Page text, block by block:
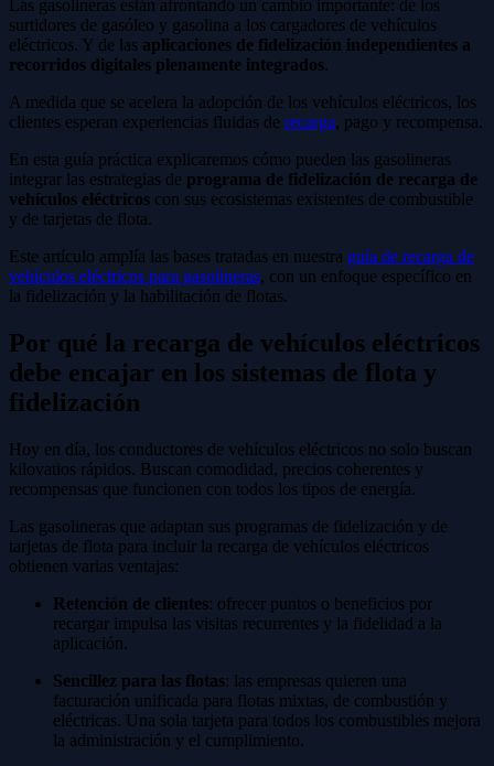
Las gasolineras están afrontando un cambio importante: de los
surtidores de gasóleo y gasolina a los cargadores de vehículos
eléctricos. Y de las aplicaciones de fidelización independientes a
recorridos digitales plenamente integrados.
A medida que se acelera la adopción de los vehículos eléctricos, los
clientes esperan experiencias fluidas de recarga, pago y recompensa.
En esta guía práctica explicaremos cómo pueden las gasolineras
integrar las estrategias de programa de fidelización de recarga de
vehículos eléctricos con sus ecosistemas existentes de combustible
y de tarjetas de flota.
Este artículo amplía las bases tratadas en nuestra guía de recarga de
vehículos eléctricos para gasolineras, con un enfoque específico en
la fidelización y la habilitación de flotas.
Por qué la recarga de vehículos eléctricos
debe encajar en los sistemas de flota y
fidelización
Hoy en día, los conductores de vehículos eléctricos no solo buscan
kilovatios rápidos. Buscan comodidad, precios coherentes y
recompensas que funcionen con todos los tipos de energía.
Las gasolineras que adaptan sus programas de fidelización y de
tarjetas de flota para incluir la recarga de vehículos eléctricos
obtienen varias ventajas:
Retención de clientes: ofrecer puntos o beneficios por
recargar impulsa las visitas recurrentes y la fidelidad a la
aplicación.
Sencillez para las flotas: las empresas quieren una
facturación unificada para flotas mixtas, de combustión y
eléctricas. Una sola tarjeta para todos los combustibles mejora
la administración y el cumplimiento.